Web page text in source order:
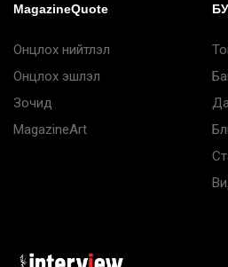
MagazineQuote
Онцлох нийтлэл
Онцлох эшлэл
Зочид
MagazineArt